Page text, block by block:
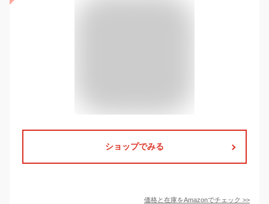
ショップでみる
価格と在庫をAmazonでチェック >>